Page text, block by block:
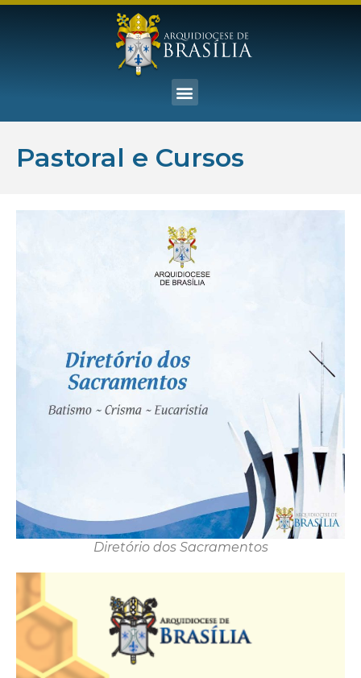
Pastoral e Cursos
Diretório dos Sacramentos